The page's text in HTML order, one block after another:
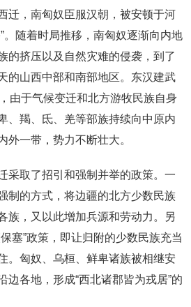
迁，南匈奴臣服汉朝，被安顿于河
。随着时局推移，南匈奴逐渐向内地
的挤压以及自然灾难的侵袭，到了
的山西中部和南部地区。东汉建武
由于气候变迁和北方游牧民族自身
、羯、氐、羌等部族持续向中原内
外一带，势力不断壮大。
采取了招引和强制并举的政策。一
制的方式，将边疆的北方少数民族
族，又以此增加兵源和劳动力。另
塞”政策，即让归附的少数民族充当
。匈奴、乌桓、鲜卑诸族被相继安
边各地，形成“西北诸郡皆为戎居”的